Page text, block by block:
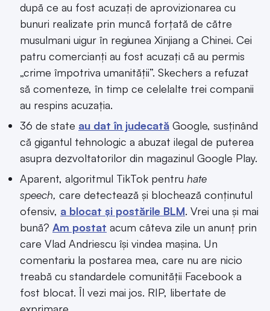
după ce au fost acuzați de aprovizionarea cu
bunuri realizate prin muncă forțată de către
musulmani uigur în regiunea Xinjiang a Chinei. Cei
patru comercianți au fost acuzați că au permis
„crime împotriva umanității”. Skechers a refuzat
să comenteze, în timp ce celelalte trei companii
au respins acuzația.
36 de state au dat în judecată Google, susținând
că gigantul tehnologic a abuzat ilegal de puterea
asupra dezvoltatorilor din magazinul Google Play.
Aparent, algoritmul TikTok pentru hate
speech, care detectează și blochează conținutul
ofensiv, a blocat și postările BLM. Vrei una și mai
bună? Am postat acum câteva zile un anunț prin
care Vlad Andriescu își vindea mașina. Un
comentariu la postarea mea, care nu are nicio
treabă cu standardele comunității Facebook a
fost blocat. Îl vezi mai jos. RIP, libertate de